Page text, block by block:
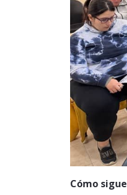
Cómo sigue